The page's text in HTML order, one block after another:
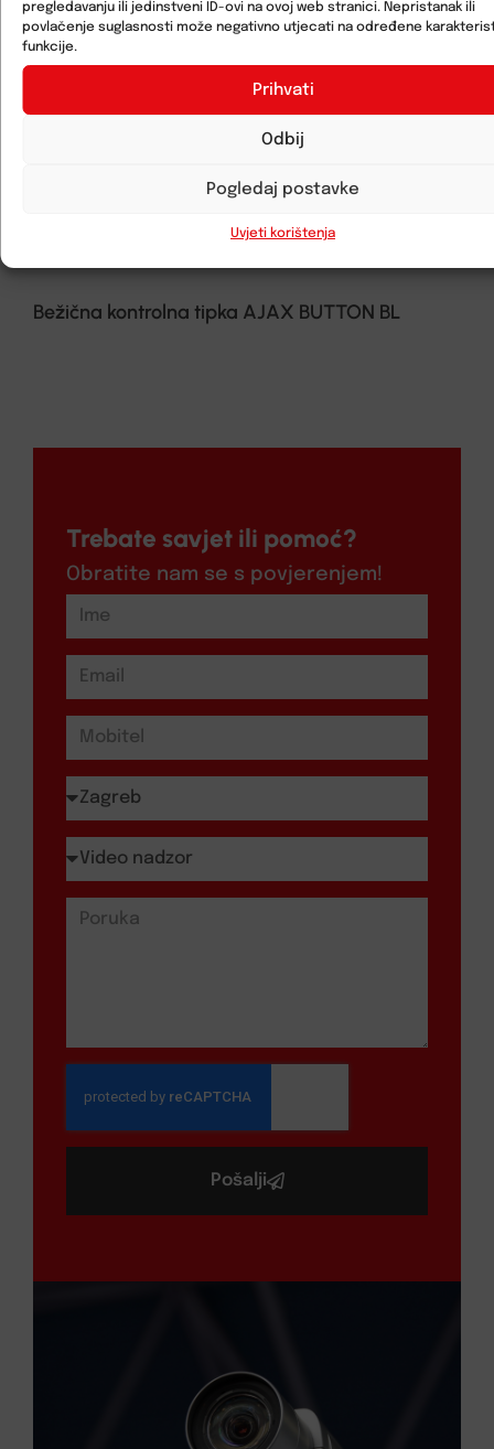
pregledavanju ili jedinstveni ID-ovi na ovoj web stranici. Nepristanak ili
povlačenje suglasnosti može negativno utjecati na određene
funkcije.
Prihvati
Odbij
Pogledaj postavke
Uvjeti korištenja
Bežična kontrolna tipka AJAX BUTTON BL
Trebate savjet ili pomoć?
Obratite nam se s povjerenjem!
Pošalji